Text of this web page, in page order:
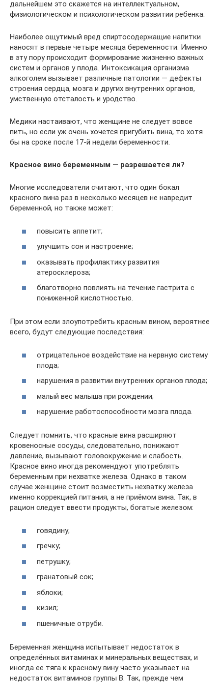
дальнейшем это скажется на интеллектуальном,
физиологическом и психологическом развитии ребенка.
Наиболее ощутимый вред спиртосодержащие напитки
наносят в первые четыре месяца беременности. Именно
в эту пору происходит формирование жизненно важных
систем и органов у плода. Интоксикация организма
алкоголем вызывает различные патологии — дефекты
строения сердца, мозга и других внутренних органов,
умственную отсталость и уродство.
Медики настаивают, что женщине не следует вовсе
пить, но если уж очень хочется пригубить вина, то хотя
бы на сроке после 17-й недели беременности.
Красное вино беременным — разрешается ли?
Многие исследователи считают, что один бокал
красного вина раз в несколько месяцев не навредит
беременной, но также может:
повысить аппетит;
улучшить сон и настроение;
оказывать профилактику развития
атеросклероза;
благотворно повлиять на течение гастрита с
пониженной кислотностью.
При этом если злоупотребить красным вином, вероятнее
всего, будут следующие последствия:
отрицательное воздействие на нервную систему
плода;
нарушения в развитии внутренних органов плода;
малый вес малыша при рождении;
нарушение работоспособности мозга плода.
Следует помнить, что красные вина расширяют
кровеносные сосуды, следовательно, понижают
давление, вызывают головокружение и слабость.
Красное вино иногда рекомендуют употреблять
беременным при нехватке железа. Однако в таком
случае женщине стоит возместить нехватку железа
именно коррекцией питания, а не приёмом вина. Так, в
рацион следует ввести продукты, богатые железом:
говядину;
гречку;
петрушку;
гранатовый сок;
яблоки;
кизил;
пшеничные отруби.
Беременная женщина испытывает недостаток в
определённых витаминах и минеральных веществах, и
иногда ее тяга к красному вину часто указывает на
недостаток витаминов группы B. Так, прежде чем